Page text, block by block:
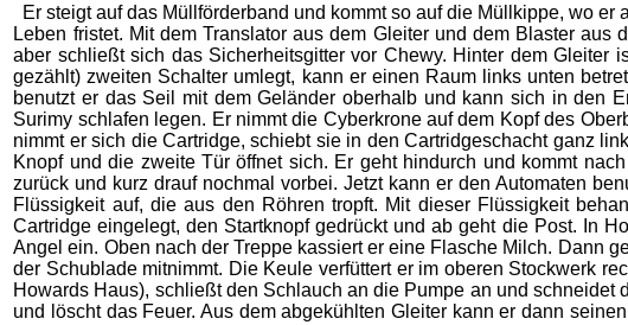
Er steigt auf das Müllförderband und kommt so auf die Müllkippe, wo
Leben fristet. Mit dem Translator aus dem Gleiter und dem Blaster
aber schließt sich das Sicherheitsgitter vor Chewy. Hinter dem Gleiter
gezählt) zweiten Schalter umlegt, kann er einen Raum links unten
benutzt er das Seil mit dem Geländer oberhalb und kann sich in den
Surimy schlafen legen. Er nimmt die Cyberkrone auf dem Kopf des
nimmt er sich die Cartridge, schiebt sie in den Cartridgeschacht ganz
Knopf und die zweite Tür öffnet sich. Er geht hindurch und kommt
zurück und kurz drauf nochmal vorbei. Jetzt kann er den Automaten
Flüssigkeit auf, die aus den Röhren tropft. Mit dieser Flüssigkeit
Cartridge eingelegt, den Startknopf gedrückt und ab geht die Post. In
Angel ein. Oben nach der Treppe kassiert er eine Flasche Milch. Dann
der Schublade mitnimmt. Die Keule verfüttert er im oberen Stockwerk
Howards Haus), schließt den Schlauch an die Pumpe an und
und löscht das Feuer. Aus dem abgekühlten Gleiter kann er dann